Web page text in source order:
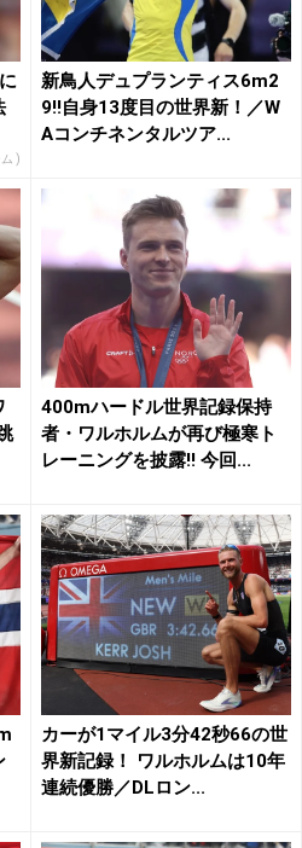
)
新鳥人デュプランティス6m2
9!!自身13度目の世界新！／W
Aコンチネンタルツア...
400mハードル世界記録保持
者・ワルホルムが再び極寒ト
レーニングを披露!! 今回...
カーが1マイル3分42秒66の世
界新記録！ ワルホルムは10年
連続優勝／DLロン...